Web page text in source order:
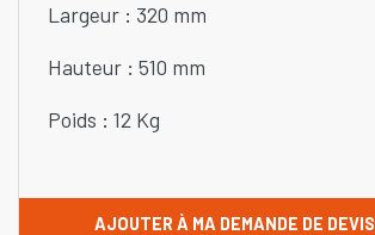
Largeur : 320 mm
Hauteur : 510 mm
Poids : 12 Kg
AJOUTER À MA DEMANDE DE DEVIS